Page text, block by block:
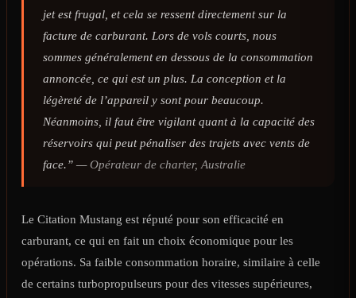
jet est frugal, et cela se ressent directement sur la
facture de carburant. Lors de vols courts, nous
sommes généralement en dessous de la consommation
annoncée, ce qui est un plus. La conception et la
légèreté de l’appareil y sont pour beaucoup.
Néanmoins, il faut être vigilant quant à la capacité des
réservoirs qui peut pénaliser des trajets avec vents de
face.” —Opérateur de charter, Australie
Le Citation Mustang est réputé pour son efficacité en
carburant, ce qui en fait un choix économique pour les
opérations. Sa faible consommation horaire, similaire à celle
de certains turbopropulseurs pour des vitesses supérieures,